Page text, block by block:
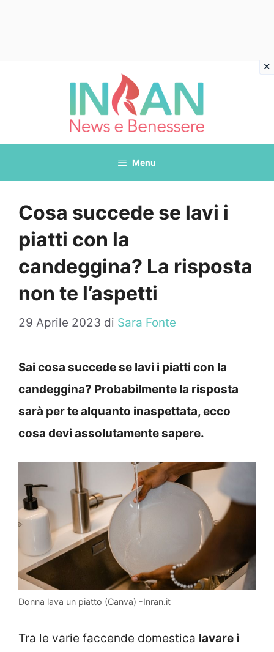
Menu
Cosa succede se lavi i
piatti con la
candeggina? La risposta
non te l’aspetti
29 Aprile 2023 di Sara Fonte
Sai cosa succede se lavi i piatti con la
candeggina? Probabilmente la risposta
sarà per te alquanto inaspettata, ecco
cosa devi assolutamente sapere.
Donna lava un piatto (Canva) -Inran.it
Tra le varie faccende domestica lavare i